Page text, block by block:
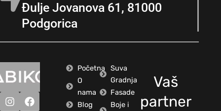
Đulje Jovanova 61, 81000
Podgorica
Početna
O
nama
Blog
Suva
Gradnja
Fasade
Boje i
Vaš
partner